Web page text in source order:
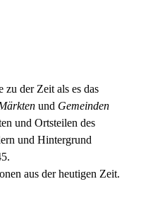
zu der Zeit als es das
und Gemeinden
und Ortsteilen des
und Hintergrund
aus der heutigen Zeit.